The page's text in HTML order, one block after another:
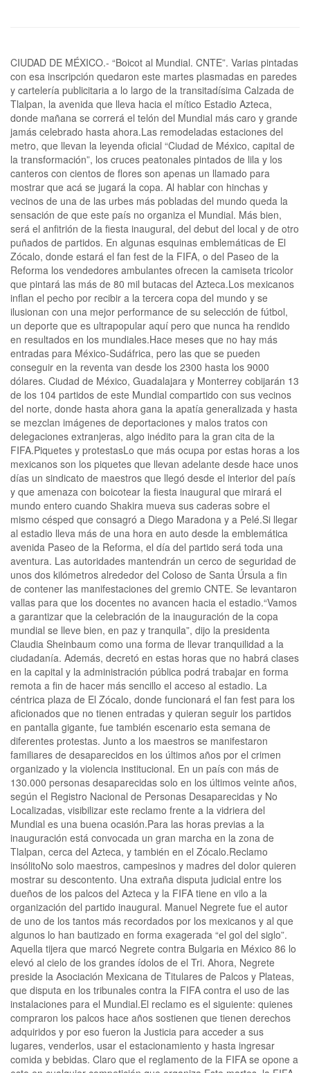
CIUDAD DE MÉXICO.- “Boicot al Mundial. CNTE”. Varias pintadas
con esa inscripción quedaron este martes plasmadas en paredes
y cartelería publicitaria a lo largo de la transitadísima Calzada de
Tlalpan, la avenida que lleva hacia el mítico Estadio Azteca,
donde mañana se correrá el telón del Mundial más caro y grande
jamás celebrado hasta ahora.Las remodeladas estaciones del
metro, que llevan la leyenda oficial “Ciudad de México, capital de
la transformación”, los cruces peatonales pintados de lila y los
canteros con cientos de flores son apenas un llamado para
mostrar que acá se jugará la copa. Al hablar con hinchas y
vecinos de una de las urbes más pobladas del mundo queda la
sensación de que este país no organiza el Mundial. Más bien,
será el anfitrión de la fiesta inaugural, del debut del local y de otro
puñados de partidos. En algunas esquinas emblemáticas de El
Zócalo, donde estará el fan fest de la FIFA, o del Paseo de la
Reforma los vendedores ambulantes ofrecen la camiseta tricolor
que pintará las más de 80 mil butacas del Azteca.Los mexicanos
inflan el pecho por recibir a la tercera copa del mundo y se
ilusionan con una mejor performance de su selección de fútbol,
un deporte que es ultrapopular aquí pero que nunca ha rendido
en resultados en los mundiales.Hace meses que no hay más
entradas para México-Sudáfrica, pero las que se pueden
conseguir en la reventa van desde los 2300 hasta los 9000
dólares. Ciudad de México, Guadalajara y Monterrey cobijarán 13
de los 104 partidos de este Mundial compartido con sus vecinos
del norte, donde hasta ahora gana la apatía generalizada y hasta
se mezclan imágenes de deportaciones y malos tratos con
delegaciones extranjeras, algo inédito para la gran cita de la
FIFA.Piquetes y protestasLo que más ocupa por estas horas a los
mexicanos son los piquetes que llevan adelante desde hace unos
días un sindicato de maestros que llegó desde el interior del país
y que amenaza con boicotear la fiesta inaugural que mirará el
mundo entero cuando Shakira mueva sus caderas sobre el
mismo césped que consagró a Diego Maradona y a Pelé.Si llegar
al estadio lleva más de una hora en auto desde la emblemática
avenida Paseo de la Reforma, el día del partido será toda una
aventura. Las autoridades mantendrán un cerco de seguridad de
unos dos kilómetros alrededor del Coloso de Santa Úrsula a fin
de contener las manifestaciones del gremio CNTE. Se levantaron
vallas para que los docentes no avancen hacia el estadio.“Vamos
a garantizar que la celebración de la inauguración de la copa
mundial se lleve bien, en paz y tranquila”, dijo la presidenta
Claudia Sheinbaum como una forma de llevar tranquilidad a la
ciudadanía. Además, decretó en estas horas que no habrá clases
en la capital y la administración pública podrá trabajar en forma
remota a fin de hacer más sencillo el acceso al estadio. La
céntrica plaza de El Zócalo, donde funcionará el fan fest para los
aficionados que no tienen entradas y quieran seguir los partidos
en pantalla gigante, fue también escenario esta semana de
diferentes protestas. Junto a los maestros se manifestaron
familiares de desaparecidos en los últimos años por el crimen
organizado y la violencia institucional. En un país con más de
130.000 personas desaparecidas solo en los últimos veinte años,
según el Registro Nacional de Personas Desaparecidas y No
Localizadas, visibilizar este reclamo frente a la vidriera del
Mundial es una buena ocasión.Para las horas previas a la
inauguración está convocada un gran marcha en la zona de
Tlalpan, cerca del Azteca, y también en el Zócalo.Reclamo
insólitoNo solo maestros, campesinos y madres del dolor quieren
mostrar su descontento. Una extraña disputa judicial entre los
dueños de los palcos del Azteca y la FIFA tiene en vilo a la
organización del partido inaugural. Manuel Negrete fue el autor
de uno de los tantos más recordados por los mexicanos y al que
algunos lo han bautizado en forma exagerada “el gol del siglo”.
Aquella tijera que marcó Negrete contra Bulgaria en México 86 lo
elevó al cielo de los grandes ídolos de el Tri. Ahora, Negrete
preside la Asociación Mexicana de Titulares de Palcos y Plateas,
que disputa en los tribunales contra la FIFA contra el uso de las
instalaciones para el Mundial.El reclamo es el siguiente: quienes
compraron los palcos hace años sostienen que tienen derechos
adquiridos y por eso fueron la Justicia para acceder a sus
lugares, venderlos, usar el estacionamiento y hasta ingresar
comida y bebidas. Claro que el reglamento de la FIFA se opone a